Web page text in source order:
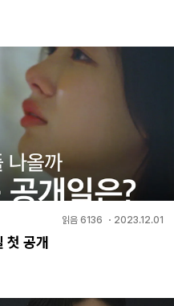
읽음 6136 ・ 2023.12.01
공개